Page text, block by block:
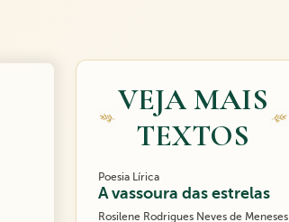
VEJA MAIS
TEXTOS
Poesia Lírica
A vassoura das estrelas
Rosilene Rodrigues Neves de Meneses